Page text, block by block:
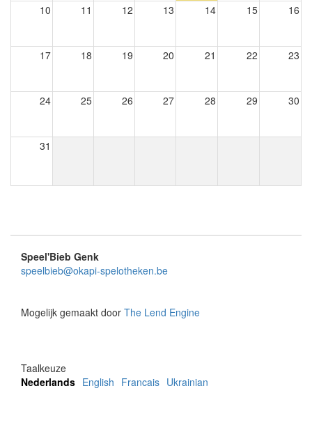
10 11 12 13 14 15 16
17 18 19 20 21 22 23
24 25 26 27 28 29 30
31
Speel'Bieb Genk
speelbieb@okapi-spelotheken.be
Mogelijk gemaakt door The Lend Engine
Taalkeuze
Nederlands English Francais Ukrainian